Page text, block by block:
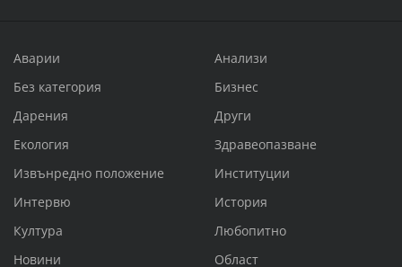
Аварии
Анализи
Без категория
Бизнес
Дарения
Други
Екология
Здравеопазване
Извънредно положение
Институции
Интервю
История
Култура
Любопитно
Новини
Област